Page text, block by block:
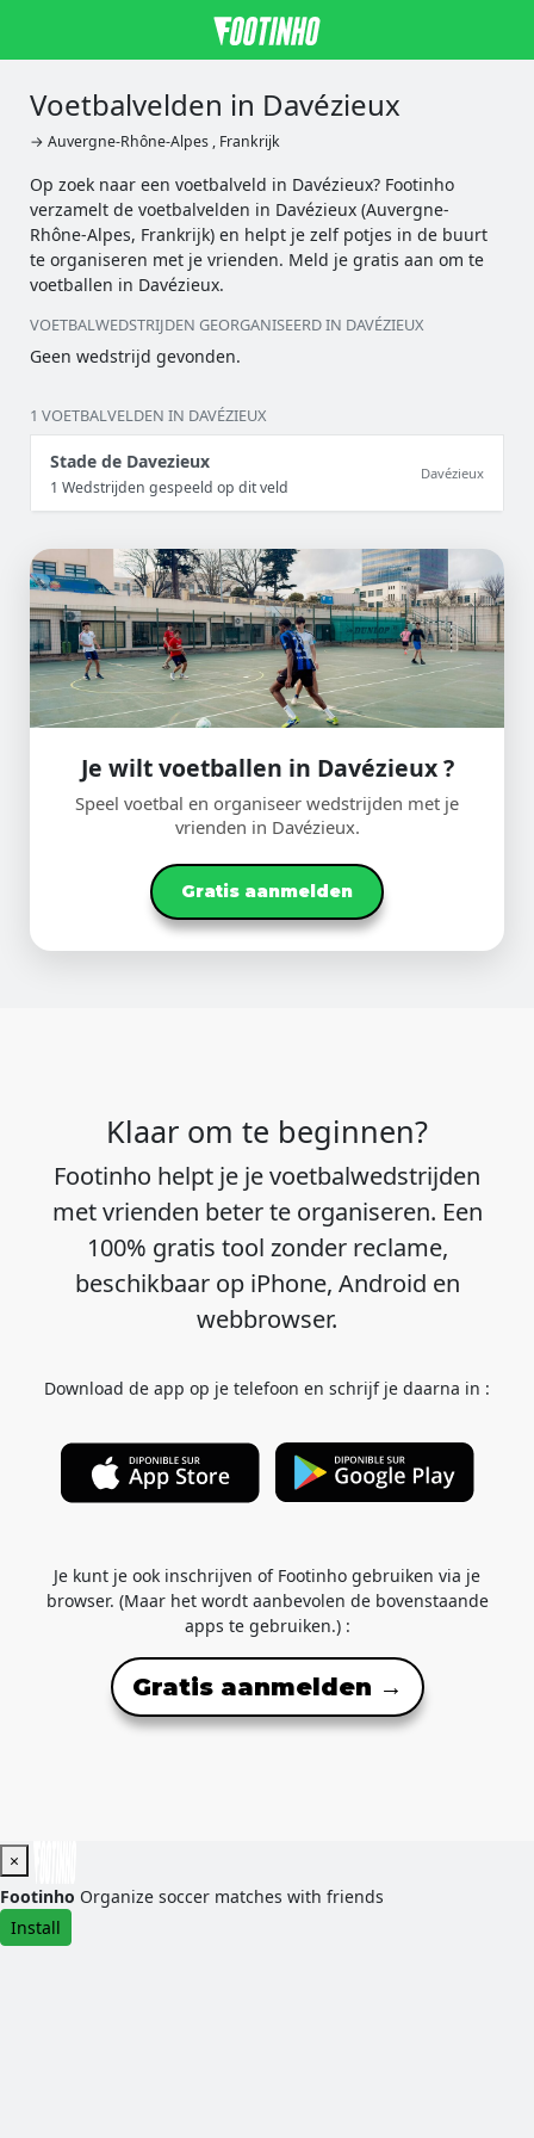
Voetbalvelden in Davézieux
→ Auvergne-Rhône-Alpes , Frankrijk
Op zoek naar een voetbalveld in Davézieux? Footinho
verzamelt de voetbalvelden in Davézieux (Auvergne-
Rhône-Alpes, Frankrijk) en helpt je zelf potjes in de buurt
te organiseren met je vrienden. Meld je gratis aan om te
voetballen in Davézieux.
VOETBALWEDSTRIJDEN GEORGANISEERD IN DAVÉZIEUX
Geen wedstrijd gevonden.
1 VOETBALVELDEN IN DAVÉZIEUX
Stade de Davezieux
1 Wedstrijden gespeeld op dit veld
Davézieux
Je wilt voetballen in Davézieux ?
Speel voetbal en organiseer wedstrijden met je
vrienden in Davézieux.
Gratis aanmelden
Klaar om te beginnen?
Footinho helpt je je voetbalwedstrijden
met vrienden beter te organiseren. Een
100% gratis tool zonder reclame,
beschikbaar op iPhone, Android en
webbrowser.
Download de app op je telefoon en schrijf je daarna in :
Je kunt je ook inschrijven of Footinho gebruiken via je
browser. (Maar het wordt aanbevolen de bovenstaande
apps te gebruiken.) :
Gratis aanmelden →
×
Footinho Organize soccer matches with friends
Install